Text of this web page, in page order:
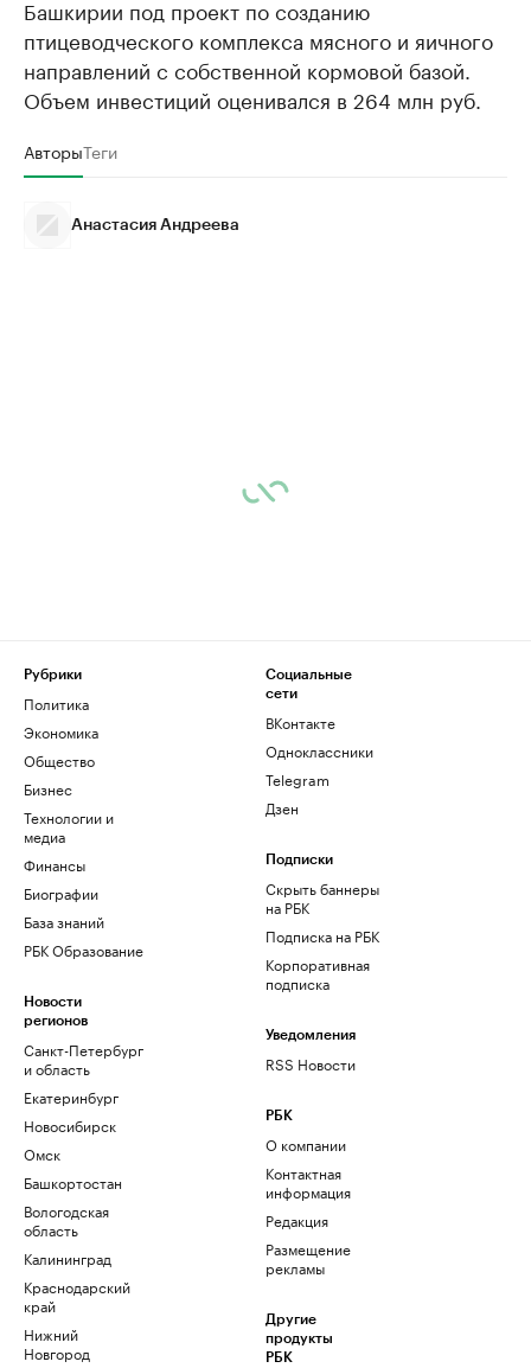
Башкирии под проект по созданию
птицеводческого комплекса мясного и яичного
направлений с собственной кормовой базой.
Объем инвестиций оценивался в 264 млн руб.
АвторыТеги
Анастасия Андреева
Рубрики
Политика
Экономика
Общество
Бизнес
Технологии и
медиа
Финансы
Биографии
База знаний
РБК Образование
Новости
регионов
Санкт-Петербург
и область
Екатеринбург
Новосибирск
Омск
Башкортостан
Вологодская
область
Калининград
Краснодарский
край
Нижний
Новгород
Социальные
сети
ВКонтакте
Одноклассники
Telegram
Дзен
Подписки
Скрыть баннеры
на РБК
Подписка на РБК
Корпоративная
подписка
Уведомления
RSS Новости
РБК
О компании
Контактная
информация
Редакция
Размещение
рекламы
Другие
продукты
РБК